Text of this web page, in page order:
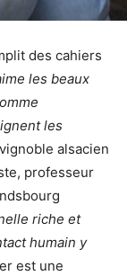
des cahiers
les beaux
les
alsacien
professeur
riche et
humain y
est une